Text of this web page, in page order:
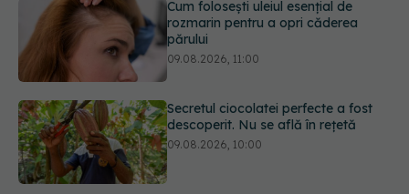
Secretul ciocolatei perfecte a fost
descoperit. Nu se află în rețetă
09.08.2026, 10:00
Plasticul pe care îl folosim zilnic,
legat de ficatul gras. Ce au
descoperit cercetătorii